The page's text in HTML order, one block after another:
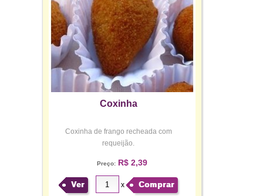
Coxinha
Coxinha de frango recheada com
requeijão.
Preço:R$ 2,39
Ver x Comprar